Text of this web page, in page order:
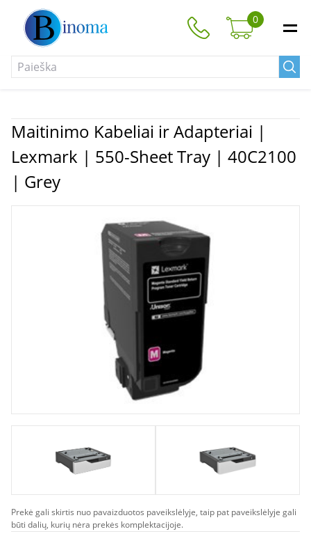
0
Maitinimo Kabeliai ir Adapteriai |
Lexmark | 550-Sheet Tray | 40C2100
| Grey
Prekė gali skirtis nuo pavaizduotos paveikslėlyje, taip pat paveikslėlyje gali
būti dalių, kurių nėra prekės komplektacijoje.